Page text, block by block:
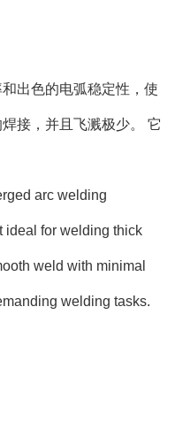
出色的电弧稳定性，使
接，并且飞溅极少。 它
arc welding
ideal for welding thick
weld with minimal
welding tasks.